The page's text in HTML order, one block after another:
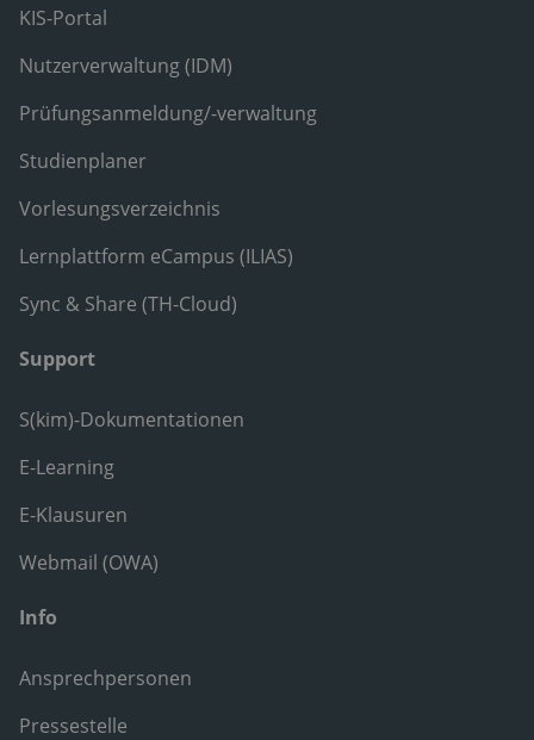
KIS-Portal
Nutzerverwaltung (IDM)
Prüfungsanmeldung/-verwaltung
Studienplaner
Vorlesungsverzeichnis
Lernplattform eCampus (ILIAS)
Sync & Share (TH-Cloud)
Support
S(kim)-Dokumentationen
E-Learning
E-Klausuren
Webmail (OWA)
Info
Ansprechpersonen
Pressestelle